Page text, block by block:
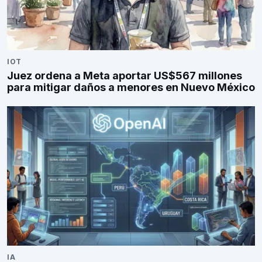
IOT
Juez ordena a Meta aportar US$567 millones
para mitigar daños a menores en Nuevo México
IA